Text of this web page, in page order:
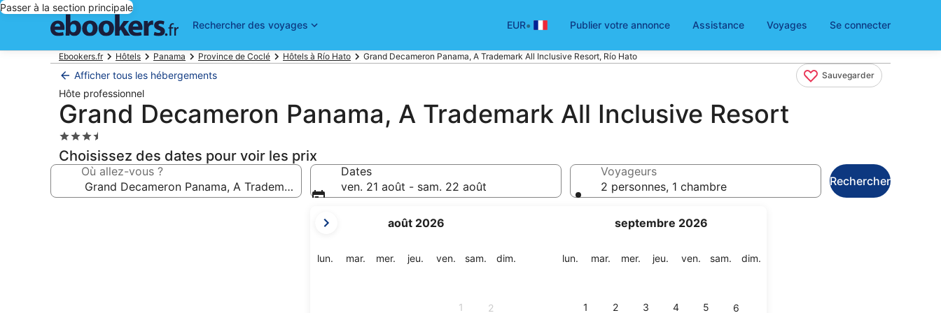
Passer à la section principale
Rechercher des voyages
EUR• Publier votre annonce Assistance Voyages Se connecter
Ebookers.fr Hôtels Panama Province de Coclé Hôtels à Río Hato Grand Decameron Panama, A Trademark All Inclusive Resort, Río Hato
Afficher tous les hébergements Sauvegarder
Hôte professionnel
Grand Decameron Panama, A Trademark All Inclusive Resort
Hébergement
3.5 étoiles
Choisissez des dates pour voir les prix
Où allez-vous ?
Dates
ven. 21 août - sam. 22 août
mois
sont
août 2026
lun. lundimar. mardi
mer. mercredi
jeu. jeudiven. vendredi
sam. samedi
dim.
1 2
septembre 2026
lun. lundimar. mardi
mer. mercredi
jeu. jeudiven. vendredi
sam. samedi
dim.
1 2 3 4 5 6
Voyageurs
2 personnes, 1 chambre
Rechercher